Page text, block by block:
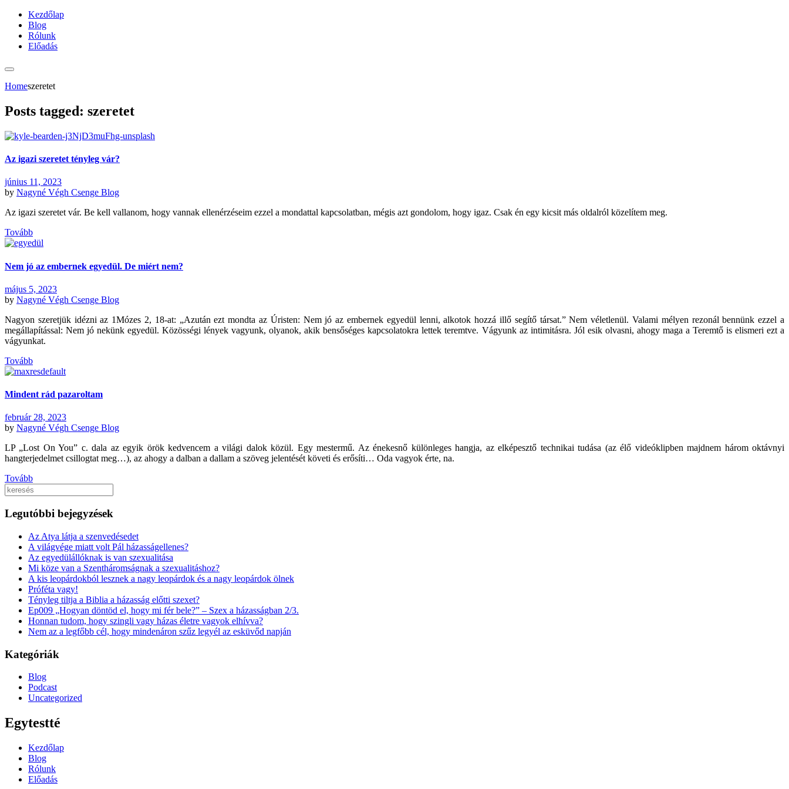
Kezdőlap
Blog
Rólunk
Előadás
Homeszeretet
Posts tagged: szeretet
Az igazi szeretet tényleg vár?
június 11, 2023
by Nagyné Végh Csenge Blog
Az igazi szeretet vár. Be kell vallanom, hogy vannak ellenérzéseim ezzel a mondattal kapcsolatban, mégis azt gondolom, hogy igaz. Csak én egy kicsit más oldalról közelítem meg.
Tovább
Nem jó az embernek egyedül. De miért nem?
május 5, 2023
by Nagyné Végh Csenge Blog
Nagyon szeretjük idézni az 1Mózes 2, 18-at: „Azután ezt mondta az Úristen: Nem jó az embernek egyedül lenni, alkotok hozzá illő segítő társat.” Nem véletlenül. Valami mélyen rezonál bennünk ezzel a
megállapítással: Nem jó nekünk egyedül. Közösségi lények vagyunk, olyanok, akik bensőséges kapcsolatokra lettek teremtve. Vágyunk az intimitásra. Jól esik olvasni, ahogy maga a Teremtő is elismeri ezt a
vágyunkat.
Tovább
Mindent rád pazaroltam
február 28, 2023
by Nagyné Végh Csenge Blog
LP „Lost On You” c. dala az egyik örök kedvencem a világi dalok közül. Egy mestermű. Az énekesnő különleges hangja, az elképesztő technikai tudása (az élő videóklipben majdnem három oktávnyi
hangterjedelmet csillogtat meg…), az ahogy a dalban a dallam a szöveg jelentését követi és erősíti… Oda vagyok érte, na.
Tovább
Keresés
Legutóbbi bejegyzések
Az Atya látja a szenvedésedet
A világvége miatt volt Pál házasságellenes?
Az egyedülállóknak is van szexualitása
Mi köze van a Szentháromságnak a szexualitáshoz?
A kis leopárdokból lesznek a nagy leopárdok és a nagy leopárdok ölnek
Próféta vagy!
Tényleg tiltja a Biblia a házasság előtti szexet?
Ep009 „Hogyan döntöd el, hogy mi fér bele?” – Szex a házasságban 2/3.
Honnan tudom, hogy szingli vagy házas életre vagyok elhívva?
Nem az a legfőbb cél, hogy mindenáron szűz legyél az esküvőd napján
Kategóriák
Blog
Podcast
Uncategorized
Egytestté
Kezdőlap
Blog
Rólunk
Előadás